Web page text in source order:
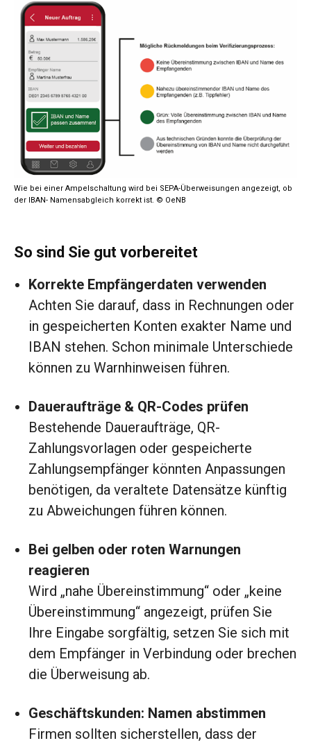
Wie bei einer Ampelschaltung wird bei SEPA-Überweisungen angezeigt, ob
der IBAN- Namensabgleich korrekt ist. © OeNB
So sind Sie gut vorbereitet
Korrekte Empfängerdaten verwenden
Achten Sie darauf, dass in Rechnungen oder
in gespeicherten Konten exakter Name und
IBAN stehen. Schon minimale Unterschiede
können zu Warnhinweisen führen.
Daueraufträge & QR-Codes prüfen
Bestehende Daueraufträge, QR-
Zahlungsvorlagen oder gespeicherte
Zahlungsempfänger könnten Anpassungen
benötigen, da veraltete Datensätze künftig
zu Abweichungen führen können.
Bei gelben oder roten Warnungen
reagieren
Wird „nahe Übereinstimmung“ oder „keine
Übereinstimmung“ angezeigt, prüfen Sie
Ihre Eingabe sorgfältig, setzen Sie sich mit
dem Empfänger in Verbindung oder brechen
die Überweisung ab.
Geschäftskunden: Namen abstimmen
Firmen sollten sicherstellen, dass der